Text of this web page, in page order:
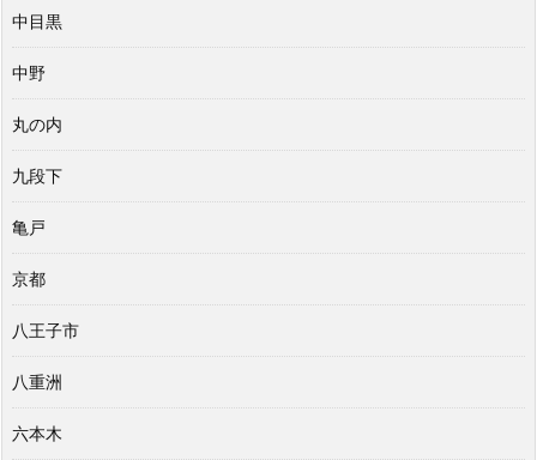
中目黒
中野
丸の内
九段下
亀戸
京都
八王子市
八重洲
六本木